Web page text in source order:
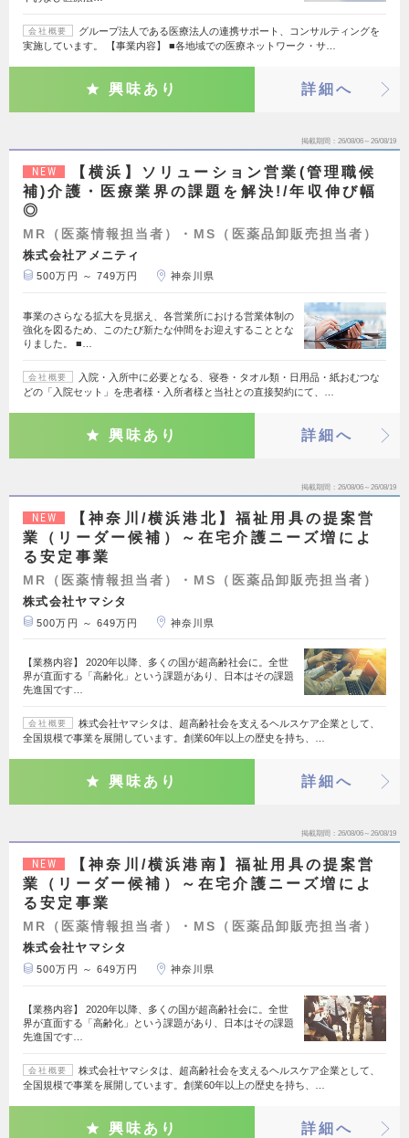
会社概要
グループ法人である医療法人の連携サポート、コンサルティングを
実施しています。 【事業内容】 ■各地域での医療ネットワーク・サ…
興味あり 詳細へ
掲載期間 26/08/06～26/08/19
NEW
【横浜】ソリューション営業(管理職候
補)介護・医療業界の課題を解決!/年収伸び幅
◎
MR（医薬情報担当者）・MS（医薬品卸販売担当者）
株式会社アメニティ
500万円 ～ 749万円 神奈川県
事業のさらなる拡大を見据え、各営業所における営業体制の
強化を図るため、このたび新たな仲間をお迎えすることとな
りました。 ■…
会社概要
入院・入所中に必要となる、寝巻・タオル類・日用品・紙おむつな
どの「入院セット」を患者様・入所者様と当社との直接契約にて、…
興味あり 詳細へ
掲載期間 26/08/06～26/08/19
NEW
【神奈川/横浜港北】福祉用具の提案営
業（リーダー候補）～在宅介護ニーズ増によ
る安定事業
MR（医薬情報担当者）・MS（医薬品卸販売担当者）
株式会社ヤマシタ
500万円 ～ 649万円 神奈川県
【業務内容】 2020年以降、多くの国が超高齢社会に。全世
界が直面する「高齢化」という課題があり、日本はその課題
先進国です…
会社概要
株式会社ヤマシタは、超高齢社会を支えるヘルスケア企業として、
全国規模で事業を展開しています。創業60年以上の歴史を持ち、…
興味あり 詳細へ
掲載期間 26/08/06～26/08/19
NEW
【神奈川/横浜港南】福祉用具の提案営
業（リーダー候補）～在宅介護ニーズ増によ
る安定事業
MR（医薬情報担当者）・MS（医薬品卸販売担当者）
株式会社ヤマシタ
500万円 ～ 649万円 神奈川県
【業務内容】 2020年以降、多くの国が超高齢社会に。全世
界が直面する「高齢化」という課題があり、日本はその課題
先進国です…
会社概要
株式会社ヤマシタは、超高齢社会を支えるヘルスケア企業として、
全国規模で事業を展開しています。創業60年以上の歴史を持ち、…
興味あり 詳細へ